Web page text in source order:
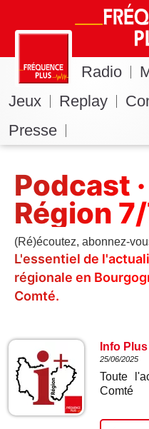
Radio
Jeux
Replay
Presse
Podcast
Région
(Ré)écoutez, abonnez-
L'essentiel de
régionale en
Comté.
Info
25/06/2025
Toute
Comté